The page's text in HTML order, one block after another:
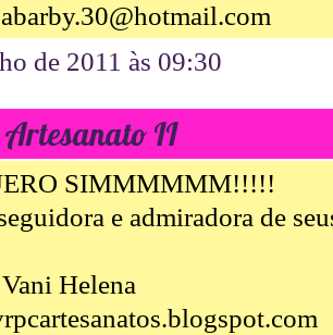
de 2011 às 09:30
Artesanato II
SIMMMMMM!!!!!
e admiradora de
Helena